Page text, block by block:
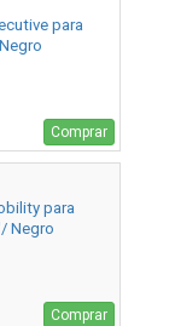
para
Comprar
para
Negro
Comprar